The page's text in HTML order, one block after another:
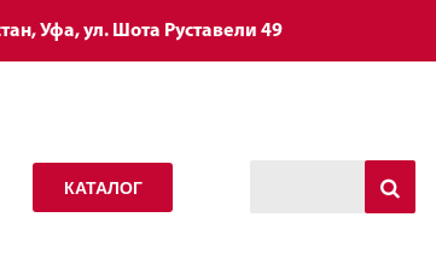
Уфа, ул. Шота Руставели 49
КАТАЛОГ